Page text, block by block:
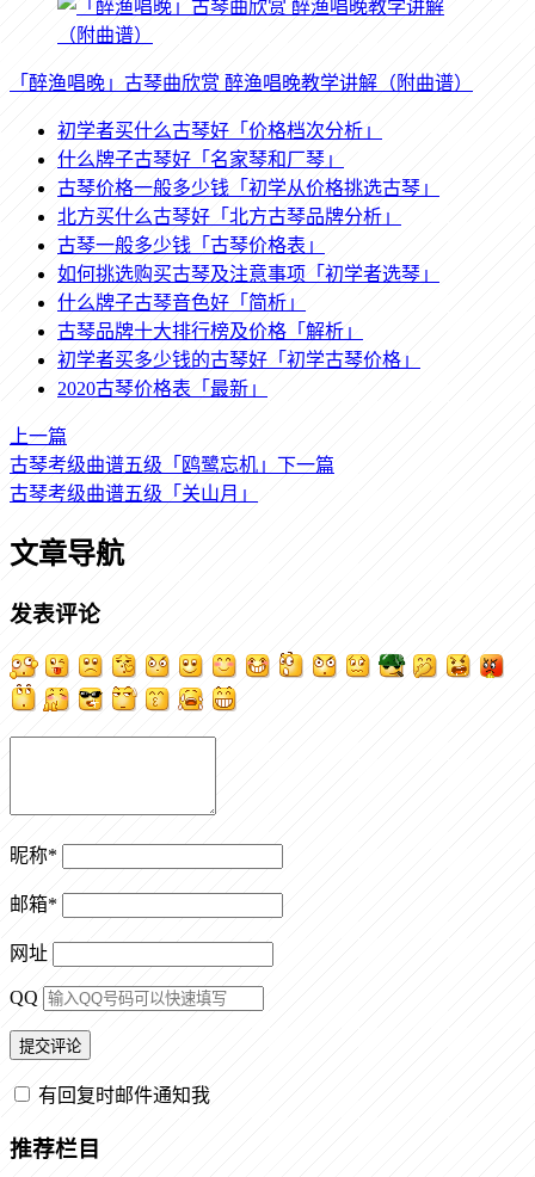
「醉渔唱晚」古琴曲欣赏 醉渔唱晚教学讲解（附曲谱）
初学者买什么古琴好「价格档次分析」
什么牌子古琴好「名家琴和厂琴」
古琴价格一般多少钱「初学从价格挑选古琴」
北方买什么古琴好「北方古琴品牌分析」
古琴一般多少钱「古琴价格表」
如何挑选购买古琴及注意事项「初学者选琴」
什么牌子古琴音色好「简析」
古琴品牌十大排行榜及价格「解析」
初学者买多少钱的古琴好「初学古琴价格」
2020古琴价格表「最新」
上一篇
古琴考级曲谱五级「鸥鹭忘机」 下一篇
古琴考级曲谱五级「关山月」
文章导航
发表评论
昵称*
邮箱*
网址
QQ
有回复时邮件通知我
推荐栏目